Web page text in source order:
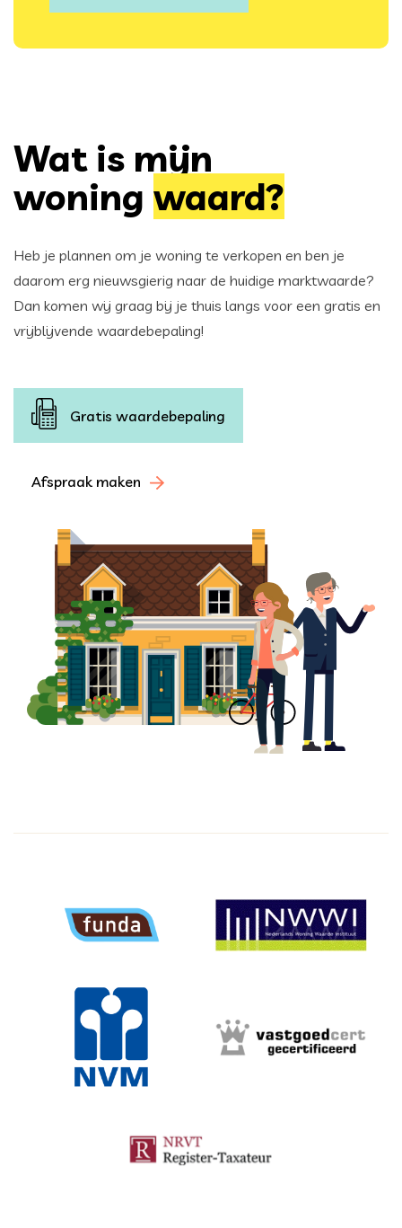
Wat is mijn
woning waard?
Heb je plannen om je woning te verkopen en ben je
daarom erg nieuwsgierig naar de huidige marktwaarde?
Dan komen wij graag bij je thuis langs voor een gratis en
vrijblijvende waardebepaling!
Gratis waardebepaling
Afspraak maken